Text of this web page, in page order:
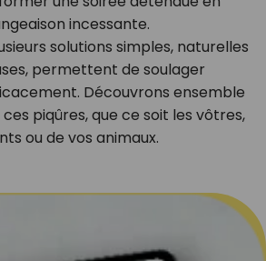
incessante.
solutions simples, naturelles
permettent de soulager
Découvrons ensemble
piqûres, que ce soit les vôtres,
ou de vos animaux.